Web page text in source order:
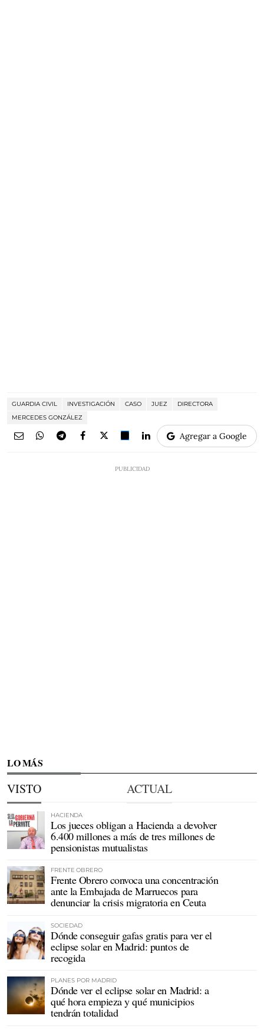
GUARDIA CIVIL INVESTIGACIÓN CASO JUEZ
DIRECTORA
MERCEDES GONZÁLEZ
Agregar a Google
LO MÁS
VISTO ACTUAL
HACIENDA
Los jueces obligan a Hacienda a devolver
6.400 millones a más de tres millones de
pensionistas mutualistas
FRENTE OBRERO
Frente Obrero convoca una concentración
ante la Embajada de Marruecos para
denunciar la crisis migratoria en Ceuta
SOCIEDAD
Dónde conseguir gafas gratis para ver el
eclipse solar en Madrid: puntos de
recogida
PLANES POR MADRID
Dónde ver el eclipse solar en Madrid: a
qué hora empieza y qué municipios
tendrán totalidad